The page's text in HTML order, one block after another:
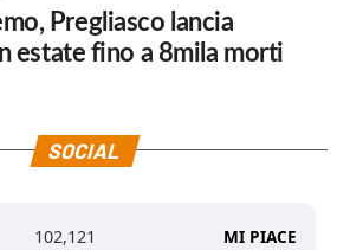
Pregliasco lancia
estate fino a 8mila morti
SOCIAL
102,121 MI PIACE